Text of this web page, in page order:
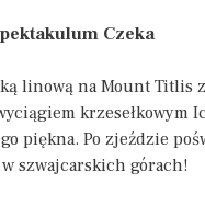
Czeka
linową na Mount Titlis
krzesełkowym
piękna. Po zjeździe
szwajcarskich górach!